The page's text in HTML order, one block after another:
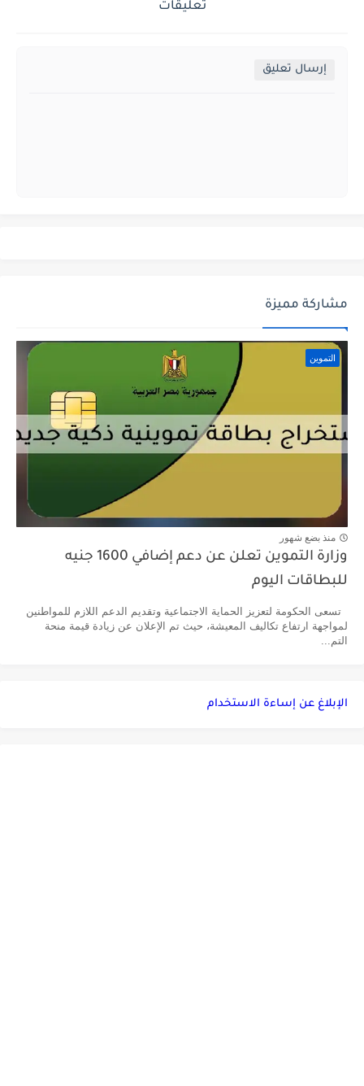
تعليقات
إرسال تعليق
مشاركة مميزة
التموين
منذ بضع شهور
وزارة التموين تعلن عن دعم إضافي 1600 جنيه
للبطاقات اليوم
تسعى الحكومة لتعزيز الحماية الاجتماعية وتقديم الدعم اللازم للمواطنين
لمواجهة ارتفاع تكاليف المعيشة، حيث تم الإعلان عن زيادة قيمة منحة
التم...
الإبلاغ عن إساءة الاستخدام